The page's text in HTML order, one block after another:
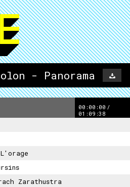
- Panorama
00:00:00 /
01:09:38
Zarathustra